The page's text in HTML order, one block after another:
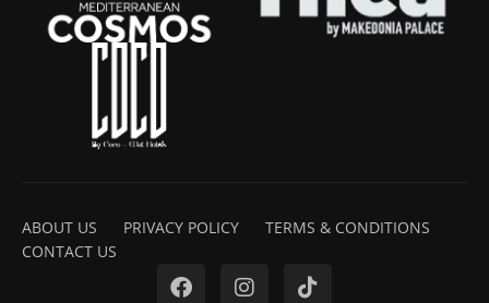
ABOUT US PRIVACY POLICY
TERMS & CONDITIONS
CONTACT US